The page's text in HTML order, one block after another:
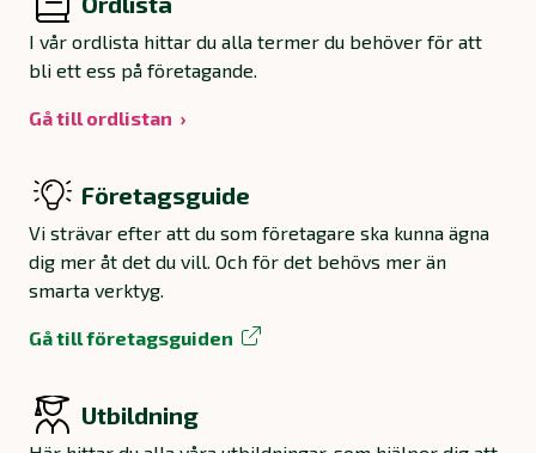
I vår ordlista hittar du alla termer du behöver för att
bli ett ess på företagande.
Gå till ordlistan
Företagsguide
Vi strävar efter att du som företagare ska kunna ägna
dig mer åt det du vill. Och för det behövs mer än
smarta verktyg.
Gå till företagsguiden
Utbildning